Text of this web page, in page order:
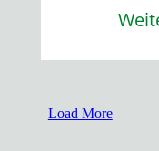
Load More